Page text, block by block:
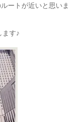
ートが近いと思いま
ます♪